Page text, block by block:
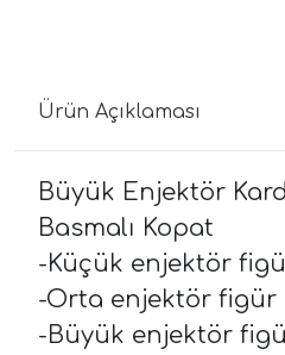
Ürün Açıklaması
Büyük Enjektör
Basmalı Kopat
-Küçük enjektör
-Orta enjektör figür
-Büyük enjektör